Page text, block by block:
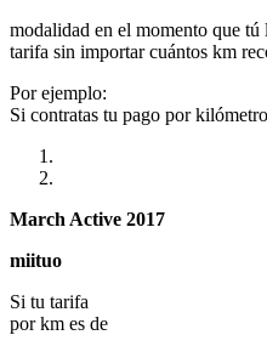
modalidad en el momento que tú
tarifa sin importar cuántos km
Por ejemplo:
Si contratas tu pago por
March Active 2017
miituo
Si tu tarifa
por km es de